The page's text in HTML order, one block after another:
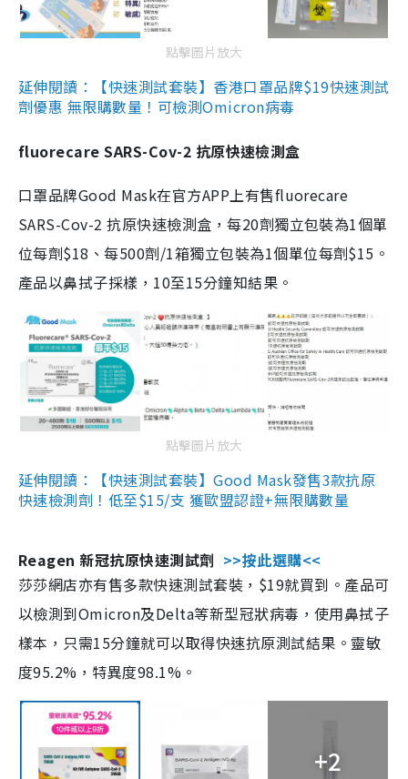
點擊圖片放大
延伸閱讀：【快速測試套裝】香港口罩品牌$19快速測試
劑優惠 無限購數量！可檢測Omicron病毒
fluorecare SARS-Cov-2 抗原快速檢測盒
口罩品牌Good Mask在官方APP上有售fluorecare
SARS-Cov-2 抗原快速檢測盒，每20劑獨立包裝為1個單
位每劑$18、每500劑/1箱獨立包裝為1個單位每劑$15。
產品以鼻拭子採樣，10至15分鐘知結果。
點擊圖片放大
延伸閱讀：【快速測試套裝】Good Mask發售3款抗原
快速檢測劑！低至$15/支 獲歐盟認證+無限購數量
Reagen 新冠抗原快速測試劑 >>按此選購<<
莎莎網店亦有售多款快速測試套裝，$19就買到。產品可
以檢測到Omicron及Delta等新型冠狀病毒，使用鼻拭子
樣本，只需15分鐘就可以取得快速抗原測試結果。靈敏
度95.2%，特異度98.1%。
+2